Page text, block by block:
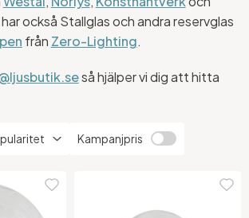
har också Stallglas och andra reservglas
från Zero-Lighting.
så hjälper vi dig att hitta
Kampanjpris